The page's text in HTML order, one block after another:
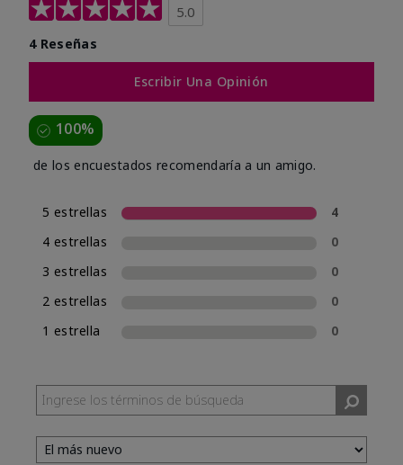
5.0
4 Reseñas
Escribir Una Opinión
100%
de los encuestados recomendaría a un amigo.
5 estrellas
4
4 estrellas
0
3 estrellas
0
2 estrellas
0
1 estrella
0